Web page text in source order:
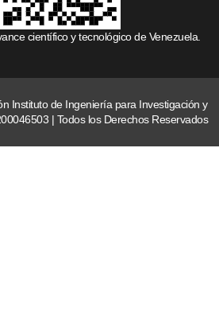
científico y tecnológico de Venezuela.
Instituto de Ingeniería para Investigación y
| Todos los Derechos Reservados